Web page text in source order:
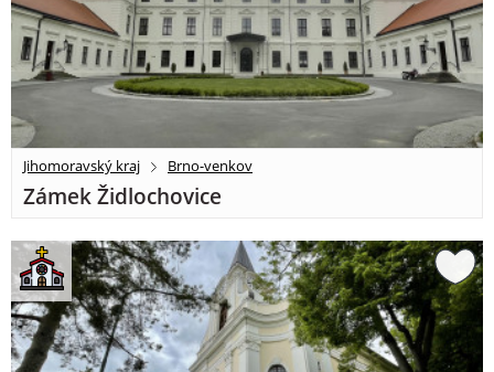
Jihomoravský kraj Brno-venkov
Zámek Židlochovice